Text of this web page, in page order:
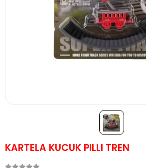
KARTELA KUCUK PILLI TREN